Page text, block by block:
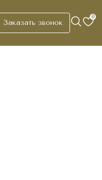
Заказать звонок
0